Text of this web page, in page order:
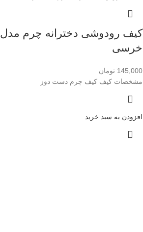
کیف رودوشی دخترانه چرم مدل
خرسی
145,000 تومان
مشخصات کیف کیف چرم دست دوز
افزودن به سبد خرید